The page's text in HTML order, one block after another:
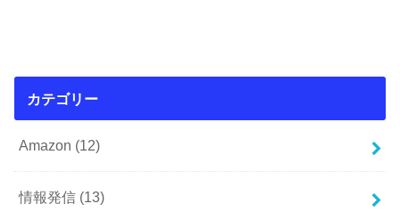
カテゴリー
Amazon (12)
情報発信 (13)